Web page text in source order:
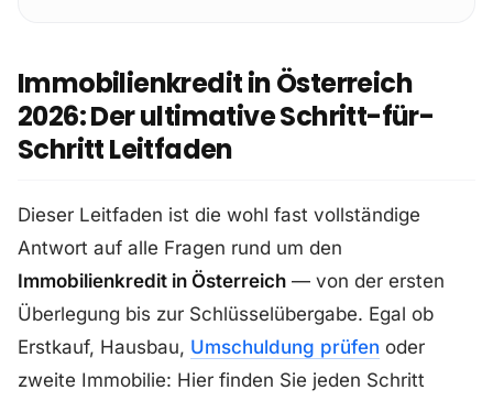
Immobilienkredit in Österreich
2026: Der ultimative Schritt-für-
Schritt Leitfaden
Dieser Leitfaden ist die wohl fast vollständige
Antwort auf alle Fragen rund um den
Immobilienkredit in Österreich — von der ersten
Überlegung bis zur Schlüsselübergabe. Egal ob
Erstkauf, Hausbau, Umschuldung prüfen oder
zweite Immobilie: Hier finden Sie jeden Schritt